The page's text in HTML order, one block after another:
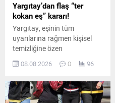
Yargıtay’dan flaş “ter
kokan eş” kararı!
Yargıtay, eşinin tüm
uyarılarına rağmen kişisel
temizliğine özen
göstermeyen ve sürekli ter
koktuğu belirtilen erkeği
kusurlu kabul etti. Çiftin
boşanmasına karar verildi.
08.08.2026 0 96